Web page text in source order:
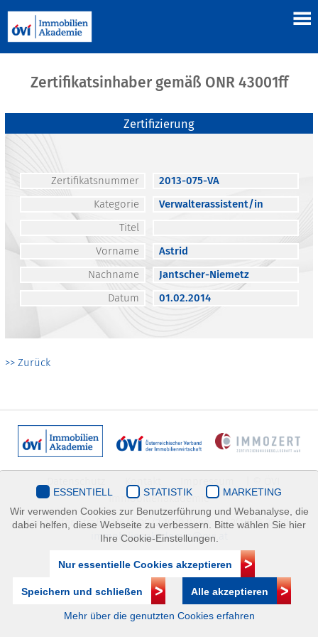
Zertifikatsinhaber gemäß ONR 43001ff
Zertifizierung
Zertifikatsnummer
2013-075-VA
Kategorie
Verwalterassistent/in
Titel
Vorname
Astrid
Nachname
Jantscher-Niemetz
Datum
01.02.2014
>> Zurück
Immobilienakademie
Mariahilfer Straße 116/2.OG/2 1070 Wien | +43(1)505 32 50 |
immobilienakademie@ovi.at
ESSENTIELL STATISTIK
MARKETING
Wir verwenden Cookies zur Benutzerführung und Webanalyse, die
dabei helfen, diese Webseite zu verbessern. Bitte wählen Sie hier
Ihre Cookie-Einstellungen.
Nur essentielle Cookies akzeptieren
Speichern und schließen Alle akzeptieren
Mehr über die genutzten Cookies erfahren